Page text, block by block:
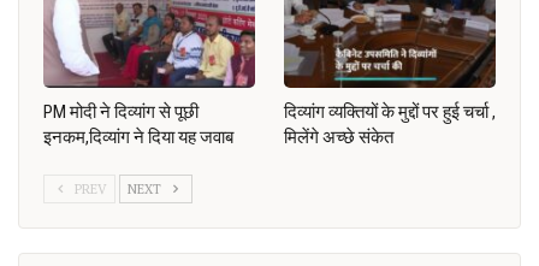
PM मोदी ने दिव्यांग से पूछी
इनकम,दिव्यांग ने दिया यह जवाब
दिव्यांग व्यक्तियों के मुद्दों पर हुई चर्चा ,
मिलेंगे अच्छे संकेत
PREV NEXT